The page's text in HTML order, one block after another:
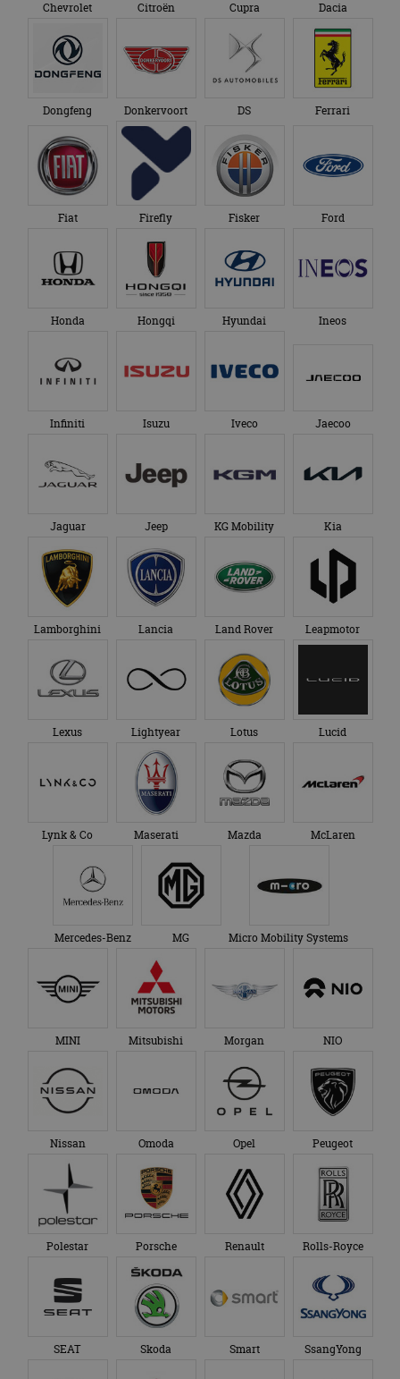
Chevrolet Citroën Cupra Dacia
Dongfeng Donkervoort DS Ferrari
Fiat Firefly Fisker Ford
Honda Hongqi Hyundai Ineos
Infiniti Isuzu Iveco Jaecoo
Jaguar Jeep KG Mobility Kia
Lamborghini Lancia Land Rover Leapmotor
Lexus Lightyear Lotus Lucid
Lynk & Co Maserati Mazda McLaren
Mercedes-Benz MG Micro Mobility Systems
MINI Mitsubishi Morgan NIO
Nissan Omoda Opel Peugeot
Polestar Porsche Renault Rolls-Royce
SEAT Skoda Smart SsangYong